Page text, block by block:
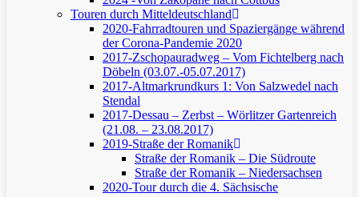
Touren durch Mitteldeutschland
2020-Fahrradtouren und Spaziergänge während
der Corona-Pandemie 2020
2017-Zschopauradweg – Vom Fichtelberg nach
Döbeln (03.07.-05.07.2017)
2017-Altmarkrundkurs 1: Von Salzwedel nach
Stendal
2017-Dessau – Zerbst – Wörlitzer Gartenreich
(21.08. – 23.08.2017)
2019-Straße der Romanik
Straße der Romanik – Die Südroute
Straße der Romanik – Niedersachsen
2020-Tour durch die 4. Sächsische